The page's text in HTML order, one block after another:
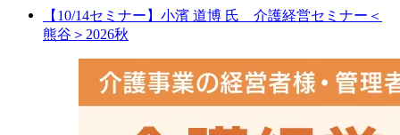
【10/14セミナー】小濱 道博 氏 介護経営セミナー＜
熊谷＞2026秋